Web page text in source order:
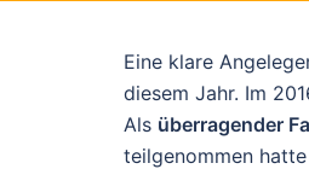
Eine klare
diesem Jahr. Im
Als überragender
teilgenommen